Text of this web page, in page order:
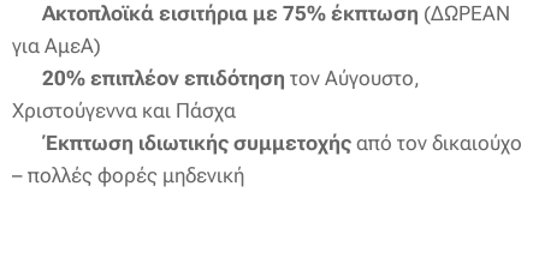
Ακτοπλοϊκά εισιτήρια με 75% έκπτωση (ΔΩΡΕΑΝ
για ΑμεΑ)
20% επιπλέον επιδότηση τον Αύγουστο,
Χριστούγεννα και Πάσχα
Έκπτωση ιδιωτικής συμμετοχής από τον δικαιούχο
– πολλές φορές μηδενική